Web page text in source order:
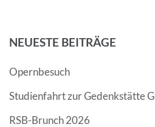
NEUESTE BEITRÄGE
Opernbesuch
Studienfahrt zur Gedenkstätte
RSB-Brunch 2026